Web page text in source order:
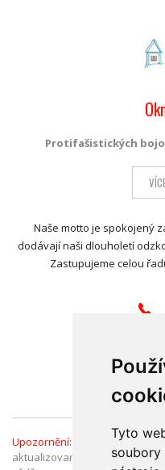
Tyto
soubory
Protifašistických
Naše motto je spokojený
dodávají naši dlouholetí
Zastupujeme celou
Upozornění: Informace v
aktualizované. Pokud jste